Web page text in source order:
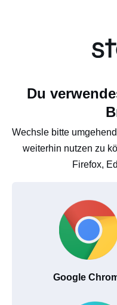
Du
Wechsle bitte
weiterhin nutzen zu
Firefox,
Google